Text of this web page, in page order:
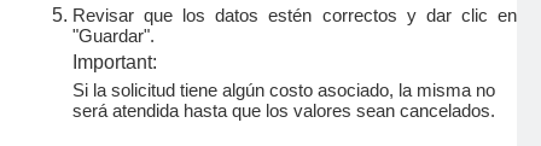
Revisar que los datos estén correctos y dar clic en
"Guardar".
Important:
Si la solicitud tiene algún costo asociado, la misma no
será atendida hasta que los valores sean cancelados.